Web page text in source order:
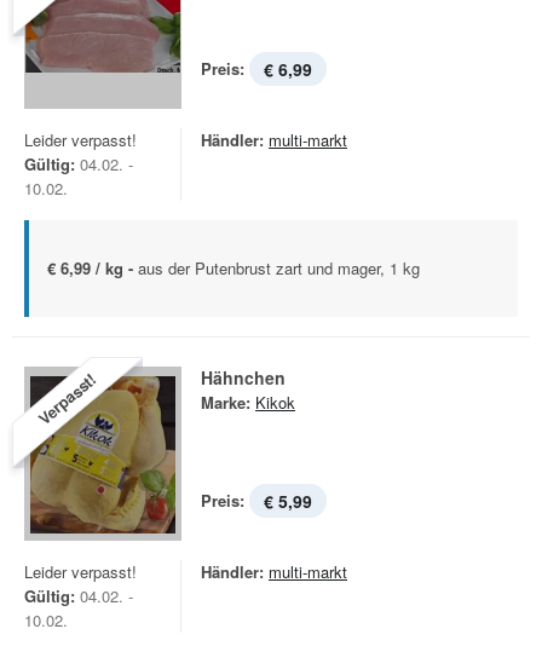
Preis: € 6,99
Leider verpasst!
Gültig: 04.02. -
10.02.
Händler: multi-markt
€ 6,99 / kg - aus der Putenbrust zart und mager, 1 kg
Verpasst! Hähnchen
Marke: Kikok
Preis: € 5,99
Leider verpasst!
Gültig: 04.02. -
10.02.
Händler: multi-markt